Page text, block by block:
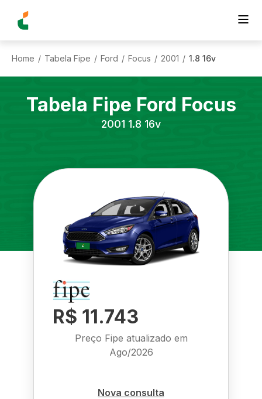
Home / Tabela Fipe / Ford / Focus / 2001 / 1.8 16v
Tabela Fipe Ford Focus
2001 1.8 16v
R$ 11.743
Preço Fipe atualizado em
Ago/2026
Nova consulta